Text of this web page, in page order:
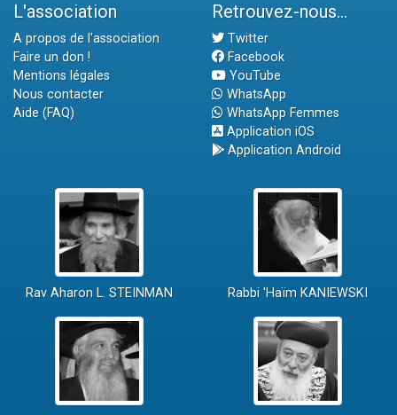
L'association
A propos de l'association
Faire un don !
Mentions légales
Nous contacter
Aide (FAQ)
Retrouvez-nous...
Twitter
Facebook
YouTube
WhatsApp
WhatsApp Femmes
Application iOS
Application Android
Rav Aharon L. STEINMAN Rabbi 'Haïm KANIEWSKI